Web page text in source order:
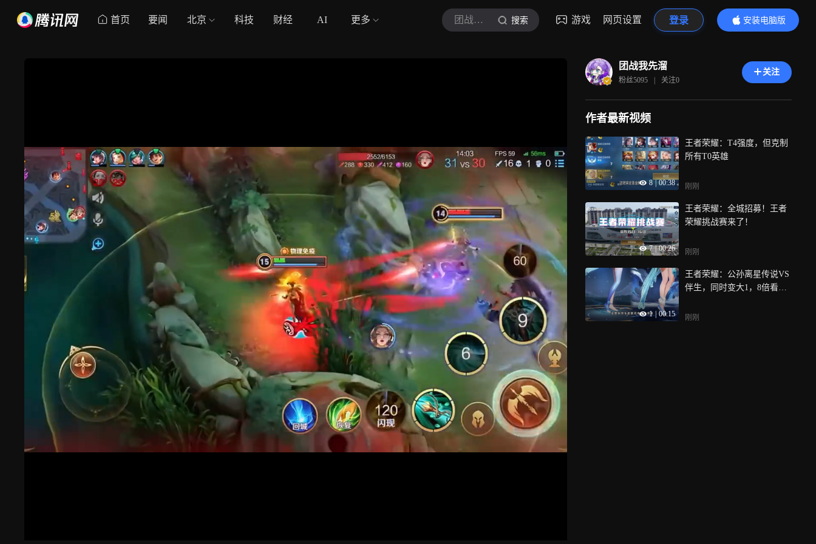
首页 要闻 北京 科技 财经 AI 更多 团战我先溜 搜索 游戏 网页设置 登录
安装电脑版
内容更精彩
团战我先溜
粉丝5095 | 关注0
关注
作者最新视频
8 00:38
王者荣耀：T4强度，但克制
所有T0英雄
刚刚
7 | 00:26
王者荣耀：全城招募！王者
荣耀挑战赛来了！
刚刚
1 00:15
王者荣耀：公孙离星传说VS
伴生，同时变大1，8倍看细
刚刚